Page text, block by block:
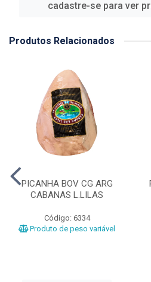
cadastre-se para ver
Produtos Relacionados
PICANHA BOV CG ARG
CABANAS L.LILAS
Código: 6334
Produto de peso variável